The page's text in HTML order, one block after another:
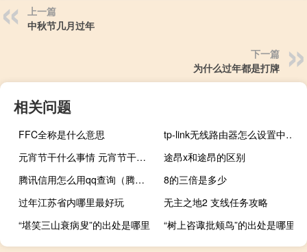
上一篇
中秋节几月过年
下一篇
为什么过年都是打牌
相关问题
FFC全称是什么意思
tp-link无线路由器怎么设置中继（tp-link无线路由器怎么设置）
元宵节干什么事情 元宵节干什么事情
途昂x和途昂的区别
腾讯信用怎么用qq查询（腾讯信用怎么开通）
8的三倍是多少
过年江苏省内哪里最好玩
无主之地2 支线任务攻略
“堪笑三山衰病叟”的出处是哪里
“树上咨诹批颊鸟”的出处是哪里